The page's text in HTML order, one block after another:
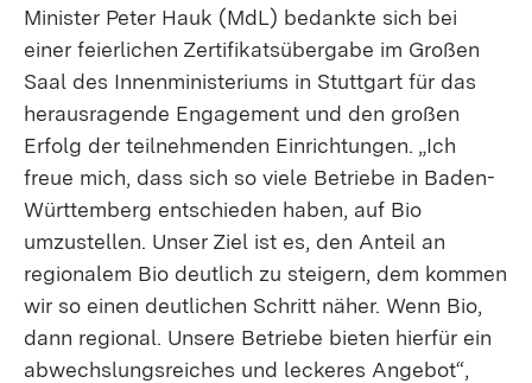
Minister Peter Hauk (MdL) bedankte sich bei
einer feierlichen Zertifikatsübergabe im Großen
Saal des Innenministeriums in Stuttgart für das
herausragende Engagement und den großen
Erfolg der teilnehmenden Einrichtungen. „Ich
freue mich, dass sich so viele Betriebe in Baden-
Württemberg entschieden haben, auf Bio
umzustellen. Unser Ziel ist es, den Anteil an
regionalem Bio deutlich zu steigern, dem kommen
wir so einen deutlichen Schritt näher. Wenn Bio,
dann regional. Unsere Betriebe bieten hierfür ein
abwechslungsreiches und leckeres Angebot“,